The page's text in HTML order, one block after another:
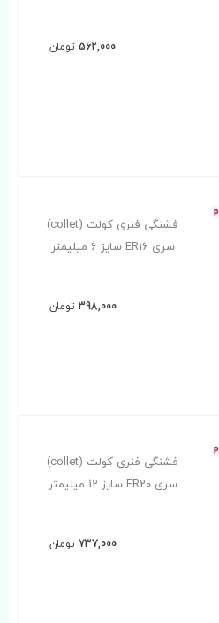
562,000 تومان
فشنگی فنری کولت (collet)
سری ER16 سایز 6 میلیمتر
398,000 تومان
فشنگی فنری کولت (collet)
سری ER20 سایز 12 میلیمتر
737,000 تومان